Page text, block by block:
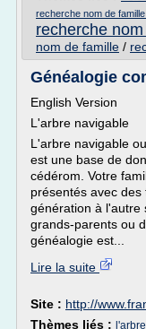
recherche nom de
recherche
nom de famille /
Généalogie
English Version
L'arbre navigable
L'arbre navigable
est une base de
cédérom. Votre
présentés avec
génération à l'autre
grands-parents ou
généalogie est...
Lire la suite
Site : http://
Thèmes liés :